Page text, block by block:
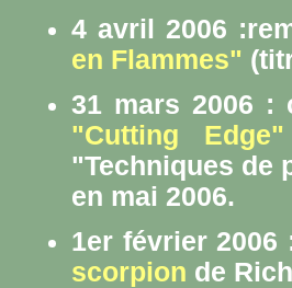
4 avril 2006
en Flammes"
31 mars 2006 :
"Cutting
"Techniques de
en mai 2006.
1er février
scorpion de